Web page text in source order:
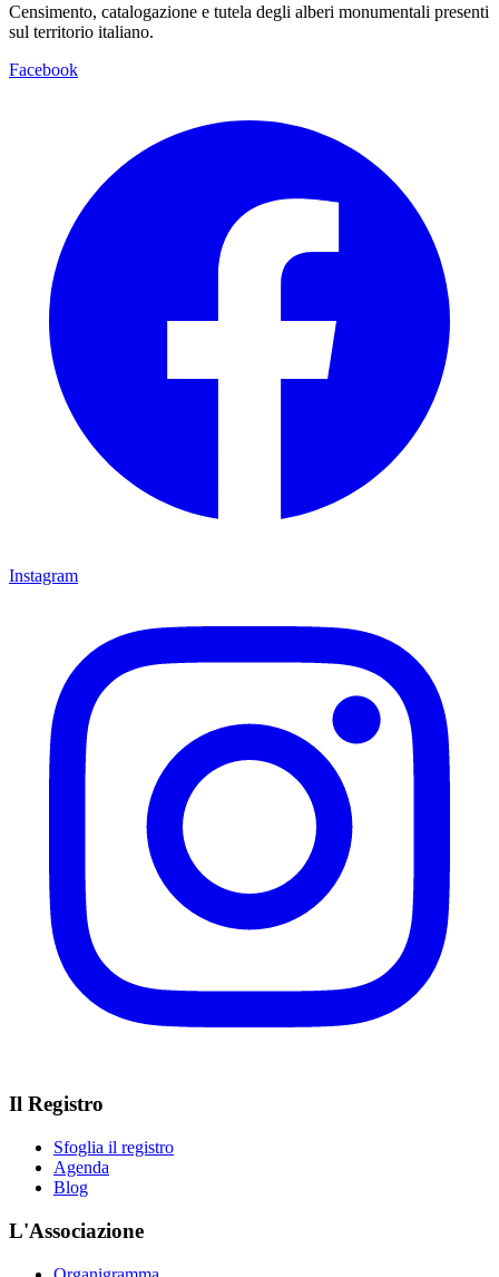
Censimento, catalogazione e tutela degli alberi monumentali presenti
sul territorio italiano.
Facebook
Instagram
Il Registro
Sfoglia il registro
Agenda
Blog
L'Associazione